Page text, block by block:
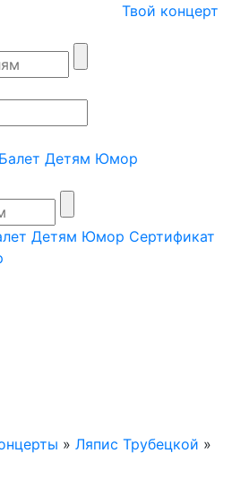
Твой концерт
Балет Детям Юмор
Детям Юмор Сертификат
» Ляпис Трубецкой »